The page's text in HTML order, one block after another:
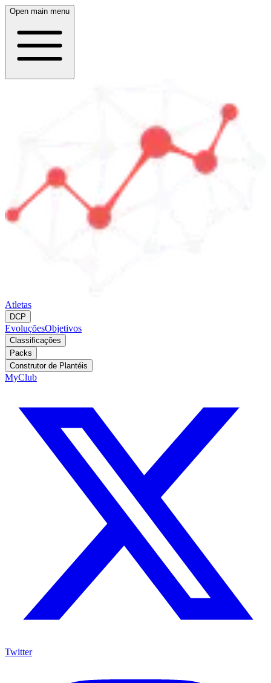
Open main menu
Atletas
DCP
EvoluçõesObjetivos
Classificações
Packs
Construtor de Plantéis
MyClub
Twitter